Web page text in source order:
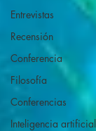
Entrevistas
Recensión
Conferencia
Filosofía
Conferencias
Inteligencia artificial